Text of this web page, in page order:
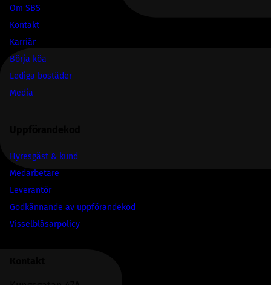
Om SBS
Kontakt
Karriär
Börja köa
Lediga bostäder
Media
Hyresgäst & kund
Medarbetare
Leverantör
Godkännande av uppförandekod
Visselblåsarpolicy